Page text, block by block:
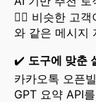
👉🏻 비슷한 고
와 같은 메시지
✔️ 도구에 맞춘
카카오톡 오픈
GPT 요약 API